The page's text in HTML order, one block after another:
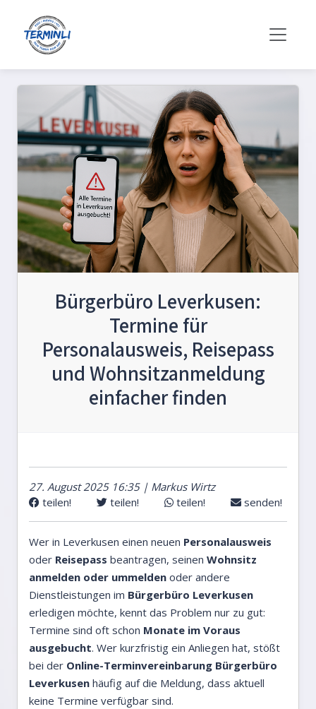
Bürgerbüro Leverkusen:
Termine für
Personalausweis, Reisepass
und Wohnsitzanmeldung
einfacher finden
27. August 2025 16:35 | Markus Wirtz
teilen!
teilen! teilen! senden!
Wer in Leverkusen einen neuen Personalausweis
oder Reisepass beantragen, seinen Wohnsitz
anmelden oder ummelden oder andere
Dienstleistungen im Bürgerbüro Leverkusen
erledigen möchte, kennt das Problem nur zu gut:
Termine sind oft schon Monate im Voraus
ausgebucht. Wer kurzfristig ein Anliegen hat, stößt
bei der Online-Terminvereinbarung Bürgerbüro
Leverkusen häufig auf die Meldung, dass aktuell
keine Termine verfügbar sind.